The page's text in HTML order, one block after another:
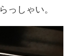
っしゃい。